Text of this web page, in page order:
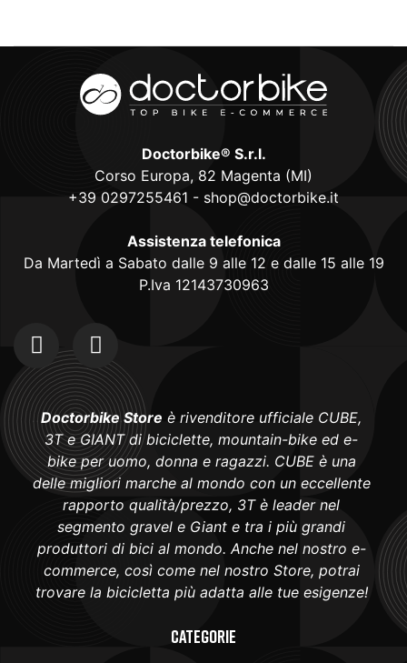
Doctorbike® S.r.l.
Corso Europa, 82 Magenta (MI)
+39 0297255461 - shop@doctorbike.it
Assistenza telefonica
Da Martedì a Sabato dalle 9 alle 12 e dalle 15 alle 19
P.Iva 12143730963
Doctorbike Store è rivenditore ufficiale CUBE,
3T e GIANT di biciclette, mountain-bike ed e-
bike per uomo, donna e ragazzi. CUBE è una
delle migliori marche al mondo con un eccellente
rapporto qualità/prezzo, 3T è leader nel
segmento gravel e Giant e tra i più grandi
produttori di bici al mondo. Anche nel nostro e-
commerce, così come nel nostro Store, potrai
trovare la bicicletta più adatta alle tue esigenze!
Categorie